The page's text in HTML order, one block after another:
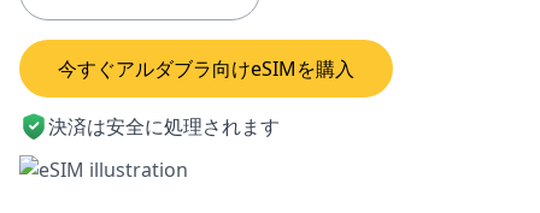
今すぐアルダブラ向けeSIMを購入
決済は安全に処理されます